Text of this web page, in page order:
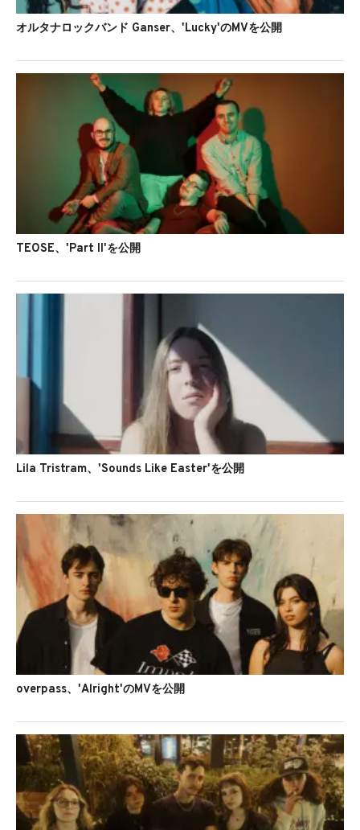
オルタナロックバンド Ganser、'Lucky'のMVを公開
TEOSE、'Part II'を公開
Lila Tristram、'Sounds Like Easter'を公開
overpass、'Alright'のMVを公開